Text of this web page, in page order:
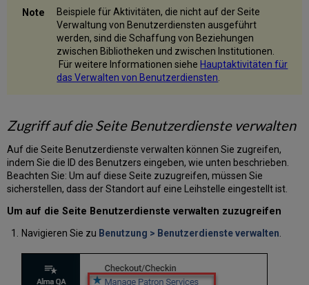
Anpassen
der
Anzeige
von
Informationen
auf
der
Wechsel
den
verschiedenen
Ansichten
und
Anzeigen
der
Aktivieren
Beispiele für Aktivitäten, die nicht auf der Seite
Verwaltung von Benutzerdiensten ausgeführt
werden, sind die Schaffung von Beziehungen
zwischen Bibliotheken und zwischen Institutionen.
Für weitere Informationen siehe Hauptaktivitäten für
das Verwalten von Benutzerdiensten.
Zugriff auf die Seite Benutzerdienste verwalten
Auf die Seite Benutzerdienste verwalten können Sie zugreifen,
indem Sie die ID des Benutzers eingeben, wie unten beschrieben.
Beachten Sie: Um auf diese Seite zuzugreifen, müssen Sie
sicherstellen, dass der Standort auf eine Leihstelle eingestellt ist.
Um auf die Seite Benutzerdienste verwalten zuzugreifen
Navigieren Sie zu Benutzung > Benutzerdienste verwalten